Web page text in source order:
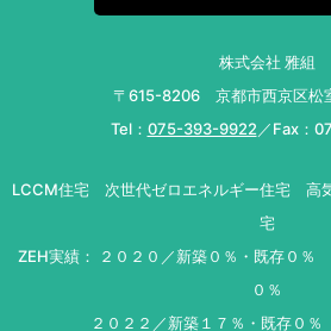
株式会社 雅組
〒615-8206 京都市西京区松
Tel： 075-393-9922 ／Fax：
LCCM住宅 次世代ゼロエネルギー住宅 高
宅
ZEH実績： ２０２０／新築０％・既存０％
０％
２０２２／新築１７％・既存０％ ２